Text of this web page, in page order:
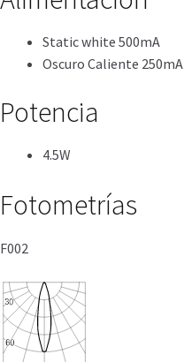
Static white 500mA
Oscuro Caliente 250mA
Potencia
4.5W
Fotometrías
F002